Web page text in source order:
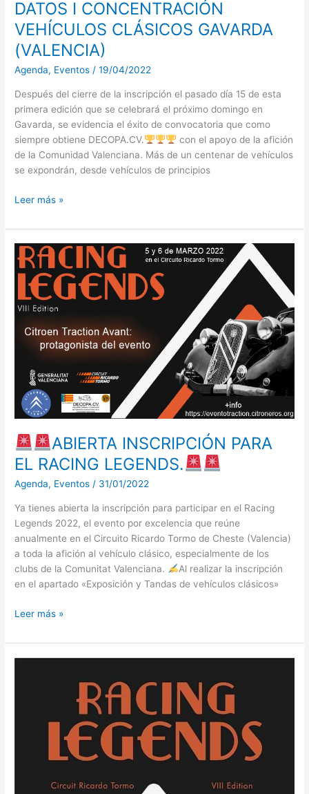
DATOS I CONCENTRACIÓN
VEHÍCULOS CLÁSICOS GAVARDA
(VALENCIA)
Agenda, Eventos /19/04/2022
Después del cierre de la inscripción el pasado día 15 de esta
primera edición que se celebrará el próximo domingo en
Gavarda, se evidencia el éxito de convocatoria que como
siempre obtiene DECOPA.CV.
con el apoyo de la afición
de la Comunidad Valenciana. Más de un centenar de vehículos
se expondrán, desde vehículos de principios
Leer más »
ABIERTA INSCRIPCIÓN PARA
EL RACING LEGENDS.
Agenda, Eventos / 31/01/2022
Ya tienes abierta la inscripción para participar en el Racing
Legends 2022, el evento por excelencia que reúne
anualmente en el Circuito Ricardo Tormo de Cheste (Valencia)
a toda la afición al vehículo clásico, especialmente de los
clubs de la Comunitat Valenciana.
Al realizar la inscripción
en el apartado «Exposición y Tandas de vehículos clásicos»
ABIERTA
INSCRIPCIÓN
PARA
EL
RACING
LEGENDS.
Leer más »